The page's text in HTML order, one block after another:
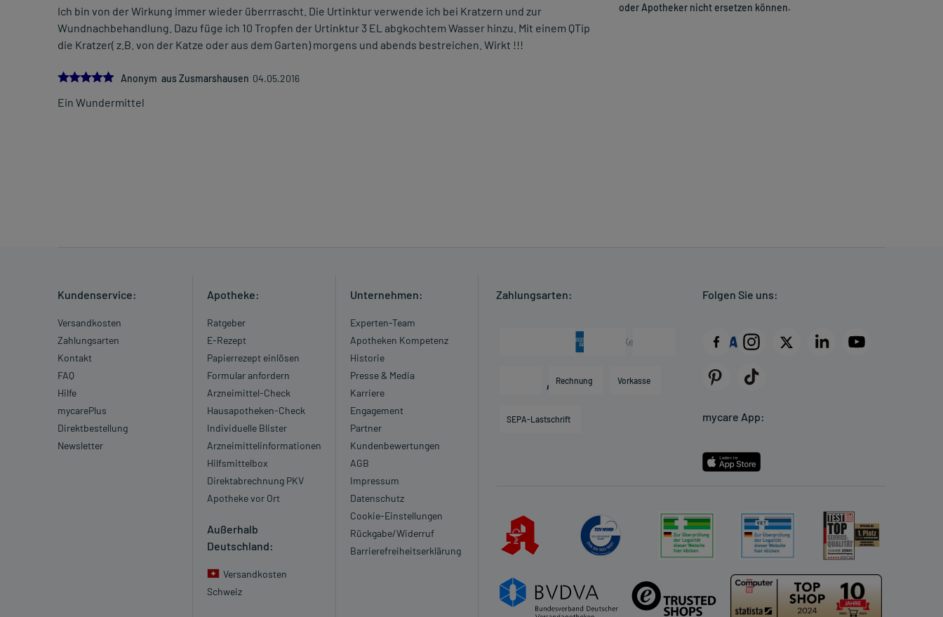
Ich bin von der Wirkung immer wieder überrrascht. Die Urtinktur verwende ich bei Kratzern und zur
Wundnachbehandlung. Dazu füge ich 10 Tropfen der Urtinktur 3 EL abgkochtem Wasser hinzu. Mit einem QTip
die Kratzer( z.B. von der Katze oder aus dem Garten) morgens und abends bestreichen. Wirkt !!!
5.0
Anonym aus Zusmarshausen 04.05.2016
Ein Wundermittel
oder Apotheker nicht ersetzen können.
Kundenservice:
Versandkosten
Zahlungsarten
Kontakt
FAQ
Hilfe
mycarePlus
Direktbestellung
Newsletter
Apotheke:
Ratgeber
E-Rezept
Papierrezept einlösen
Formular anfordern
Arzneimittel-Check
Hausapotheken-Check
Individuelle Blister
Arzneimittelinformationen
Hilfsmittelbox
Direktabrechnung PKV
Apotheke vor Ort
Außerhalb
Deutschland:
Versandkosten
Schweiz
Unternehmen:
Experten-Team
Apotheken Kompetenz
Historie
Presse & Media
Karriere
Engagement
Partner
Kundenbewertungen
AGB
Impressum
Datenschutz
Cookie-Einstellungen
Rückgabe/Widerruf
Barrierefreiheitserklärung
Zahlungsarten:
Rechnung Vorkasse
SEPA-Lastschrift
Folgen Sie uns:
mycare App: